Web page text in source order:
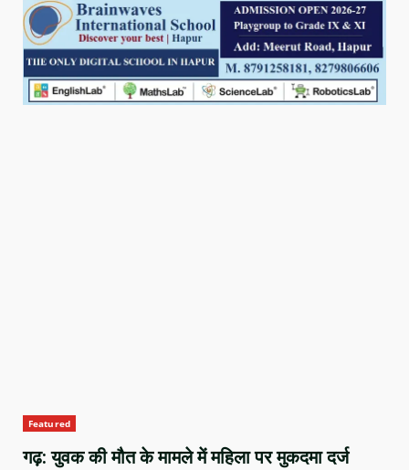
Featured
गढ़: युवक की मौत के मामले में महिला पर मुकदमा दर्ज